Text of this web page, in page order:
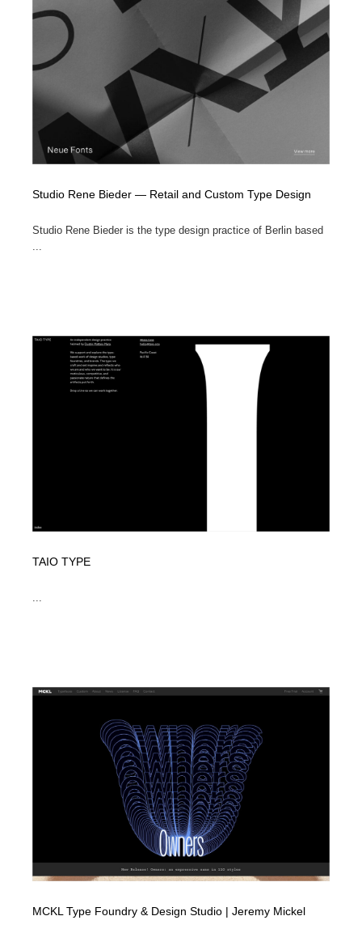
Studio Rene Bieder — Retail and Custom Type Design
Studio Rene Bieder is the type design practice of Berlin based
...
TAIO TYPE
...
MCKL Type Foundry & Design Studio | Jeremy Mickel